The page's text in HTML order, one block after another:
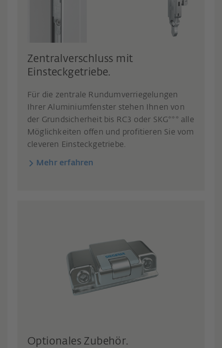
Zentralverschluss mit
Einsteckgetriebe.
Für die zentrale Rundumverriegelungen
Ihrer Aluminiumfenster stehen Ihnen von
der Grundsicherheit bis RC3 oder SKG*** alle
Möglichkeiten offen und profitieren Sie vom
cleveren Einsteckgetriebe.
Mehr erfahren
Optionales Zubehör.